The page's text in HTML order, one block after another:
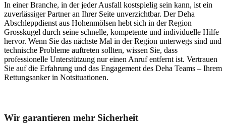
In einer Branche, in der jeder Ausfall kostspielig sein kann, ist ein
zuverlässiger Partner an Ihrer Seite unverzichtbar. Der Deha
Abschleppdienst aus Hohenmölsen hebt sich in der Region
Grosskugel durch seine schnelle, kompetente und individuelle Hilfe
hervor. Wenn Sie das nächste Mal in der Region unterwegs sind und
technische Probleme auftreten sollten, wissen Sie, dass
professionelle Unterstützung nur einen Anruf entfernt ist. Vertrauen
Sie auf die Erfahrung und das Engagement des Deha Teams – Ihrem
Rettungsanker in Notsituationen.
Wir garantieren mehr Sicherheit